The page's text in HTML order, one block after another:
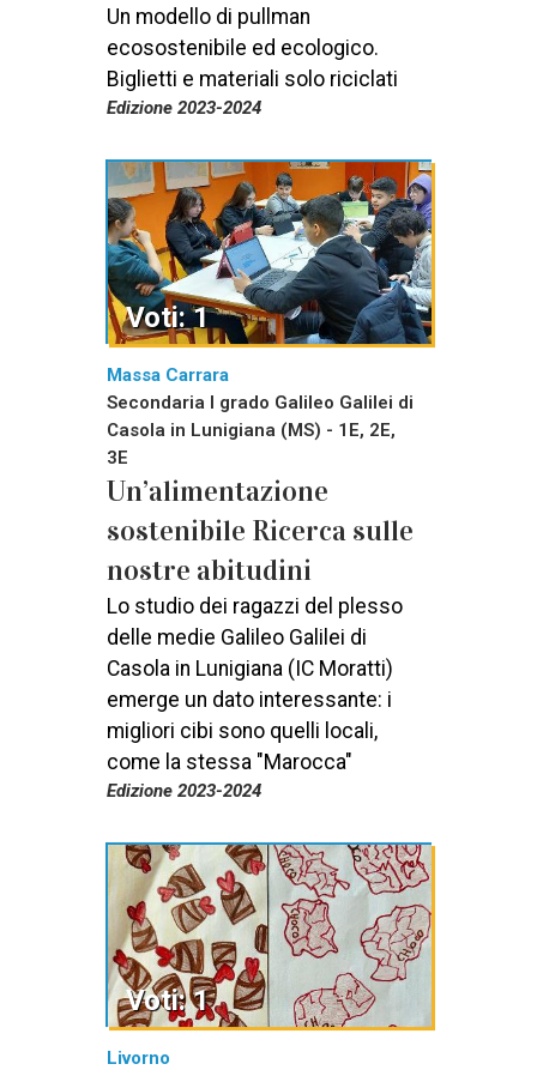
Un modello di pullman
ecosostenibile ed ecologico.
Biglietti e materiali solo riciclati
Edizione 2023-2024
Massa Carrara
Secondaria I grado Galileo Galilei di
Casola in Lunigiana (MS) - 1E, 2E,
3E
Un’alimentazione
sostenibile Ricerca sulle
nostre abitudini
Lo studio dei ragazzi del plesso
delle medie Galileo Galilei di
Casola in Lunigiana (IC Moratti)
emerge un dato interessante: i
migliori cibi sono quelli locali,
come la stessa "Marocca"
Edizione 2023-2024
Voti: 1
Livorno
Voti: 1